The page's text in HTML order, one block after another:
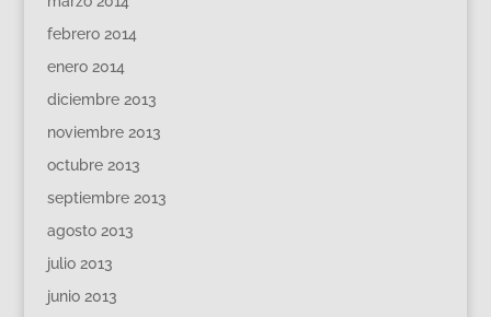
febrero 2014
enero 2014
diciembre 2013
noviembre 2013
octubre 2013
septiembre 2013
agosto 2013
julio 2013
junio 2013